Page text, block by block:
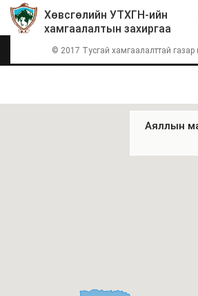
Хөвсгөлийн УТХГН-ийн
хамгаалалтын захиргаа
Аяллын
© 2017 Тусгай хамгаалалттай газар